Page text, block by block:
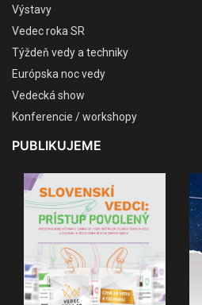
Výstavy
Vedec roka SR
Týždeň vedy a techniky
Európska noc vedy
Vedecká show
Konferencie / workshopy
PUBLIKUJEME